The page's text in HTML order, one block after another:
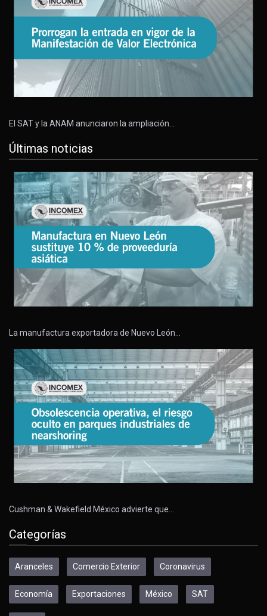
El SAT y la ANAM anunciaron la ampliación…
Últimas noticias
La manufactura exportadora de Nuevo León…
Cushman & Wakefield México advierte que…
Categorías
Aranceles Comercio Exterior Coronavirus
Economía Exportaciones México SAT